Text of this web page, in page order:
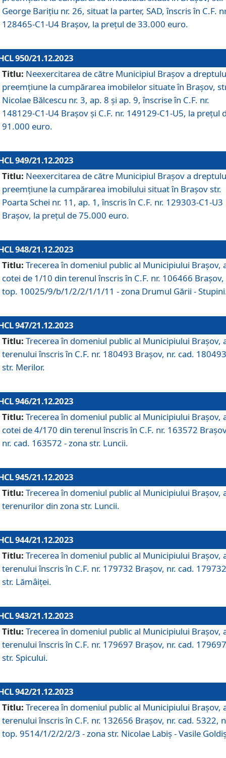
George Barițiu nr. 26, situat la parter, SAD, înscris în C.F.
128465-C1-U4 Brașov, la prețul de 33.000 euro.
950/21.12.2023
Titlu: Neexercitarea de către Municipiul Brașov a
preemțiune la cumpărarea imobilelor situate în Brașov,
Nicolae Bălcescu nr. 3, ap. 8 și ap. 9, înscrise în C.F. nr.
148129-C1-U4 Brașov și C.F. nr. 149129-C1-U5, la prețul
91.000 euro.
949/21.12.2023
Titlu: Neexercitarea de către Municipiul Brașov a
preemțiune la cumpărarea imobilului situat în Brașov str.
Poarta Schei nr. 11, ap. 1, înscris în C.F. nr. 129303-C1-U3
Brașov, la prețul de 75.000 euro.
948/21.12.2023
Titlu: Trecerea în domeniul public al Municipiului Braşov,
cotei de 1/10 din terenul înscris în C.F. nr. 106466 Brașov,
top. 10025/9/b/1/2/2/1/1/11 - zona Drumul Gării -
947/21.12.2023
Titlu: Trecerea în domeniul public al Municipiului Braşov,
terenului înscris în C.F. nr. 180493 Brașov, nr. cad.
str. Merilor.
946/21.12.2023
Titlu: Trecerea în domeniul public al Municipiului Braşov,
cotei de 4/170 din terenul înscris în C.F. nr. 163572
nr. cad. 163572 - zona str. Luncii.
945/21.12.2023
Titlu: Trecerea în domeniul public al Municipiului Braşov,
terenurilor din zona str. Luncii.
944/21.12.2023
Titlu: Trecerea în domeniul public al Municipiului Braşov,
terenului înscris în C.F. nr. 179732 Brașov, nr. cad.
str. Lămâiței.
943/21.12.2023
Titlu: Trecerea în domeniul public al Municipiului Braşov,
terenului înscris în C.F. nr. 179697 Brașov, nr. cad.
str. Spicului.
942/21.12.2023
Titlu: Trecerea în domeniul public al Municipiului Braşov,
terenului înscris în C.F. nr. 132656 Brașov, nr. cad. 5322,
top. 9514/1/2/2/2/3 - zona str. Nicolae Labiș - Vasile